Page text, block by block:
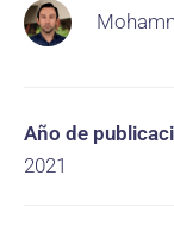
Año de
2021